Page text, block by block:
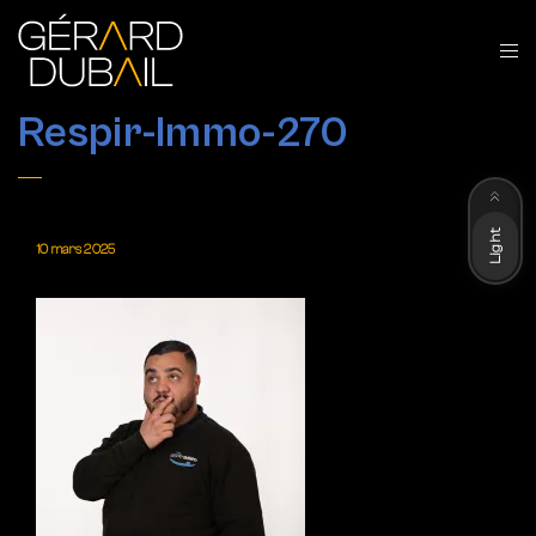
Respir-Immo-270
10 mars 2025 Light
Dark